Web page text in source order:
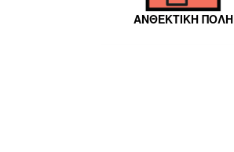
ΑΝΘΕΚΤΙΚΗ ΠΟΛΗ